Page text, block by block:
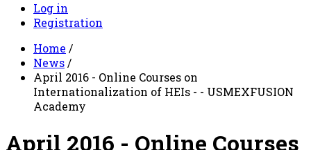
Log in
Registration
Home /
News/
April 2016 - Online Courses on
Internationalization of HEIs - - USMEXFUSION
Academy
April 2016 - Online Courses